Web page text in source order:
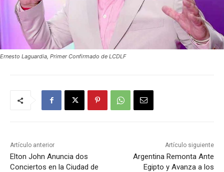
Ernesto Laguardia, Primer Confirmado de LCDLF
Artículo anterior
Elton John Anuncia dos
Conciertos en la Ciudad de
Artículo siguiente
Argentina Remonta Ante
Egipto y Avanza a los